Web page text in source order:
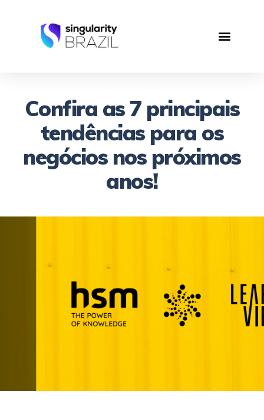
Confira as 7 principais
tendências para os
negócios nos próximos
anos!